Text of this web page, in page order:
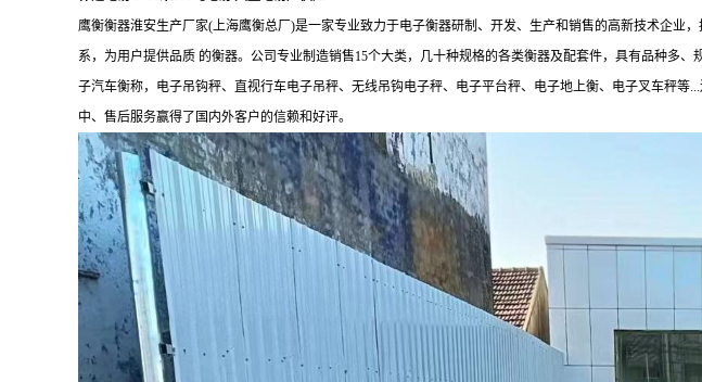
鹰衡衡器淮安生产厂家(上海鹰衡总厂)是一家专业致力于电子衡器研制、开发、生产和销售的高新技术企
系，为用户提供品质 的衡器。公司专业制造销售15个大类，几十种规格的各类衡器及配套件，具有品种多
子汽车衡称，电子吊钩秤、直视行车电子吊秤、无线吊钩电子秤、电子平台秤、电子地上衡、电子叉车秤
中、售后服务赢得了国内外客户的信赖和好评。